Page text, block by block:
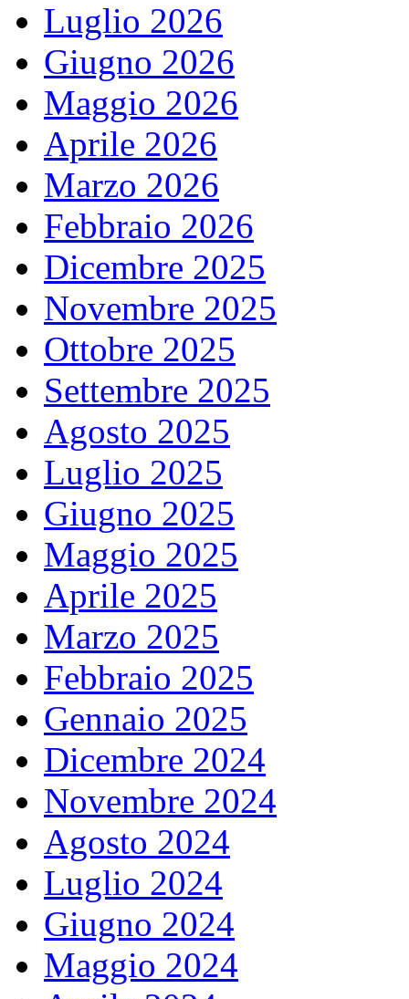
Luglio 2026
Giugno 2026
Maggio 2026
Aprile 2026
Marzo 2026
Febbraio 2026
Dicembre 2025
Novembre 2025
Ottobre 2025
Settembre 2025
Agosto 2025
Luglio 2025
Giugno 2025
Maggio 2025
Aprile 2025
Marzo 2025
Febbraio 2025
Gennaio 2025
Dicembre 2024
Novembre 2024
Agosto 2024
Luglio 2024
Giugno 2024
Maggio 2024